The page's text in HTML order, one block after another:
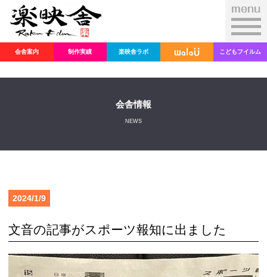
会舎案内 制作実績 楽映舎ラボ こどもフイルム
会舎情報
NEWS
2024/1/9
文音の記事がスポーツ報知に出ました